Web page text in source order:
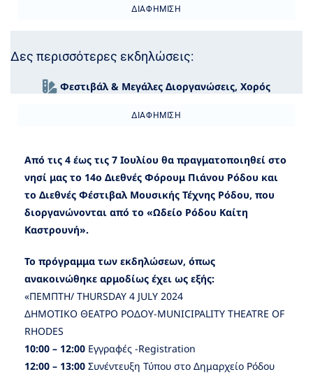
ΔΙΑΦΉΜΙΣΗ
Δες περισσότερες εκδηλώσεις:
Φεστιβάλ & Μεγάλες Διοργανώσεις, Χορός
ΔΙΑΦΉΜΙΣΗ
Από τις 4 έως τις 7 Ιουλίου θα πραγματοποιηθεί στο
νησί μας το 14ο Διεθνές Φόρουμ Πιάνου Ρόδου και
το Διεθνές Φέστιβαλ Μουσικής Τέχνης Ρόδου, που
διοργανώνονται από το «Ωδείο Ρόδου Καίτη
Καστρουνή».
Το πρόγραμμα των εκδηλώσεων, όπως
ανακοινώθηκε αρμοδίως έχει ως εξής:
«ΠΕΜΠΤΗ/ THURSDAY 4 JULY 2024
ΔΗΜΟΤΙΚΟ ΘΕΑΤΡΟ ΡΟΔΟΥ-MUNICIPALITY THEATRE OF
RHODES
10:00 – 12:00 Εγγραφές -Registration
12:00 – 13:00 Συνέντευξη Τύπου στο Δημαρχείο Ρόδου